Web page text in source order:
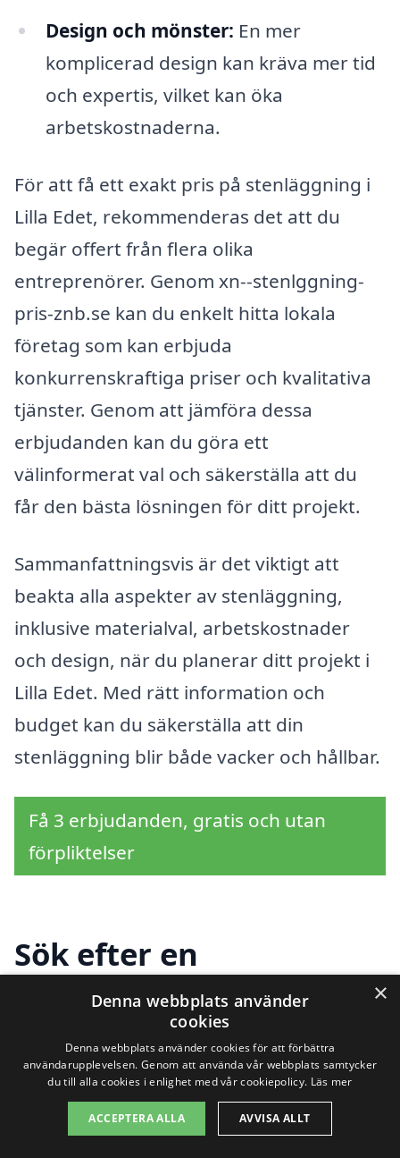
Design och mönster: En mer
komplicerad design kan kräva mer tid
och expertis, vilket kan öka
arbetskostnaderna.
För att få ett exakt pris på stenläggning i
Lilla Edet, rekommenderas det att du
begär offert från flera olika
entreprenörer. Genom xn--stenlggning-
pris-znb.se kan du enkelt hitta lokala
företag som kan erbjuda
konkurrenskraftiga priser och kvalitativa
tjänster. Genom att jämföra dessa
erbjudanden kan du göra ett
välinformerat val och säkerställa att du
får den bästa lösningen för ditt projekt.
Sammanfattningsvis är det viktigt att
beakta alla aspekter av stenläggning,
inklusive materialval, arbetskostnader
och design, när du planerar ditt projekt i
Lilla Edet. Med rätt information och
budget kan du säkerställa att din
stenläggning blir både vacker och hållbar.
Få 3 erbjudanden, gratis och utan
förpliktelser
Sök efter en
professionell för
stenläggning i andra
städer nära Lilla Edet
×
Denna webbplats använder
cookies
Denna webbplats använder cookies för att förbättra
användarupplevelsen. Genom att använda vår webbplats samtycker
du till alla cookies i enlighet med vår cookiepolicy. Läs mer
ACCEPTERA ALLA AVVISA ALLT